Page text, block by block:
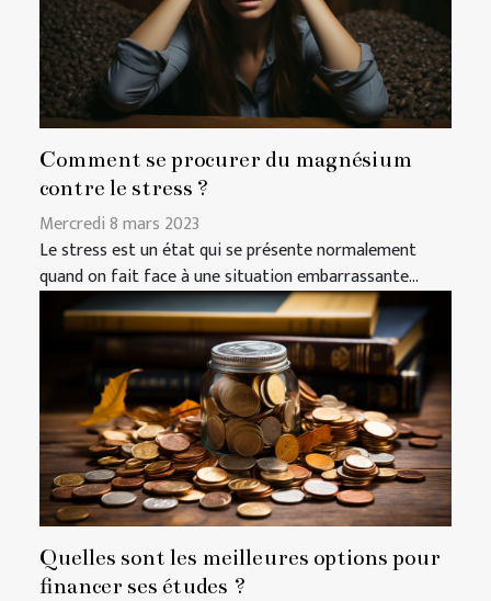
Comment se procurer du magnésium
contre le stress ?
Mercredi 8 mars 2023
Le stress est un état qui se présente normalement
quand on fait face à une situation embarrassante...
Quelles sont les meilleures options pour
financer ses études ?